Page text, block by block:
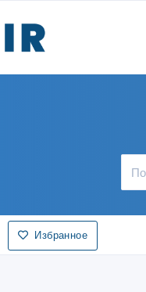
Избранное